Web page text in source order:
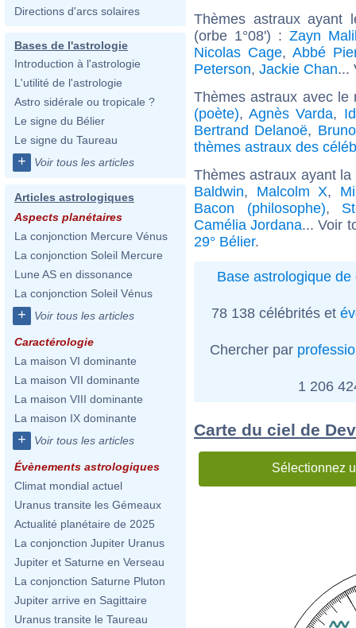
Directions d'arcs solaires
Bases de l'astrologie
Introduction à l'astrologie
L'utilité de l'astrologie
Astro sidérale ou tropicale ?
Le signe du Bélier
Le signe du Taureau
+ Voir tous les articles
Articles astrologiques
Aspects planétaires
La conjonction Mercure Vénus
La conjonction Soleil Mercure
Lune AS en dissonance
La conjonction Soleil Vénus
+ Voir tous les articles
Caractérologie
La maison VI dominante
La maison VII dominante
La maison VIII dominante
La maison IX dominante
+ Voir tous les articles
Évènements astrologiques
Climat mondial actuel
Uranus transite les Gémeaux
Actualité planétaire de 2025
La conjonction Jupiter Uranus
Jupiter et Saturne en Verseau
La conjonction Saturne Pluton
Jupiter arrive en Sagittaire
Uranus transite le Taureau
Thèmes astraux ayant
(orbe 1°08') : Zayn
Nicolas Cage, Abbé
Peterson, Jackie Chan...
Thèmes astraux avec
(poète),Agnès Varda,
Bertrand Delanoë,
thèmes astraux des
Thèmes astraux ayant
Baldwin, Malcolm X,
Bacon (philosophe),
Camélia Jordana... Voir
29° Bélier.
Base astrologique de
78 138 célébrités et
Chercher par
1 206
Carte du ciel de
Sélectionnez